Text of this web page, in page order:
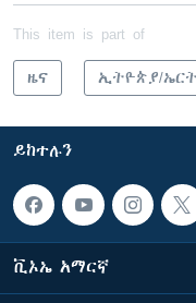
This item is part of
ዜና ኢትዮጵያ/
ይከተሉን
ቪኦኤ አማርኛ